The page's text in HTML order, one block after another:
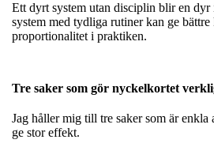
Ett dyrt system utan disciplin blir en
system med tydliga rutiner kan ge
proportionalitet i praktiken.
Tre saker som gör nyckelkortet
Jag håller mig till tre saker som är enkla
ge stor effekt.